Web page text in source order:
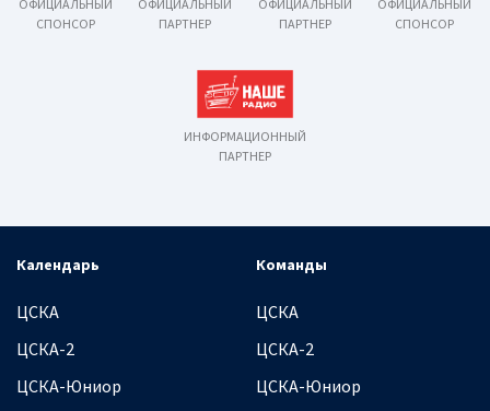
ОФИЦИАЛЬНЫЙ
СПОНСОР
ОФИЦИАЛЬНЫЙ
ПАРТНЕР
ОФИЦИАЛЬНЫЙ
ПАРТНЕР
ОФИЦИАЛЬНЫЙ
СПОНСОР
ИНФОРМАЦИОННЫЙ
ПАРТНЕР
Календарь
ЦСКА
ЦСКА-2
ЦСКА-Юниор
Команды
ЦСКА
ЦСКА-2
ЦСКА-Юниор